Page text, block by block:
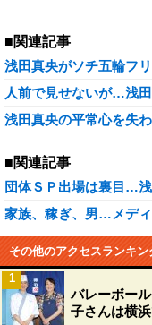
■関連記事
浅田真央がソチ五輪フ
人前で見せないが…浅
浅田真央の平常心を失
■関連記事
団体ＳＰ出場は裏目…
家族、稼ぎ、男…メデ
その他のアクセスランキン
バレーボー
子さんは横
1